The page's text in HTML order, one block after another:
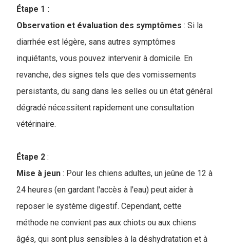
Étape 1 :
Observation et évaluation des symptômes : Si la
diarrhée est légère, sans autres symptômes
inquiétants, vous pouvez intervenir à domicile. En
revanche, des signes tels que des vomissements
persistants, du sang dans les selles ou un état général
dégradé nécessitent rapidement une consultation
vétérinaire.
Étape 2 :
Mise à jeun : Pour les chiens adultes, un jeûne de 12 à
24 heures (en gardant l'accès à l'eau) peut aider à
reposer le système digestif. Cependant, cette
méthode ne convient pas aux chiots ou aux chiens
âgés, qui sont plus sensibles à la déshydratation et à